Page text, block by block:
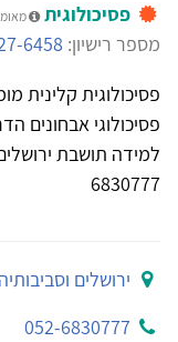
פסיכולוגית
מספר רישיון: 6458
פסיכולוגית קלינית
פסיכולוגי אבחונים
6830777
ירושלים וסביבותיה
052-6830777